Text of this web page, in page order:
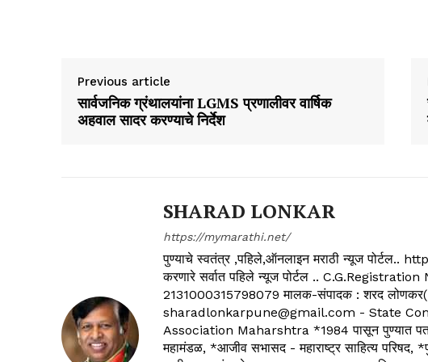
Previous article
सार्वजनिक ग्रंथालयांना LGMS प्रणालीवर वार्षिक
अहवाल सादर करण्याचे निर्देश
SHARAD LONKAR
https://mymarathi.net/
पुण्याचे स्वतंत्र ,पहिले,ऑनलाइन मराठी न्यूज पोर्टल..
करणारे सर्वात पहिले न्यूज पोर्टल ..
2131000315798079 मालक-संपादक : शरद
sharadlonkarpune@gmail.com - State
Association Maharshtra *1984 पासून पुण्यात
महामंडळ, *आजीव सभासद - महाराष्ट्र साहित्य परिषद,